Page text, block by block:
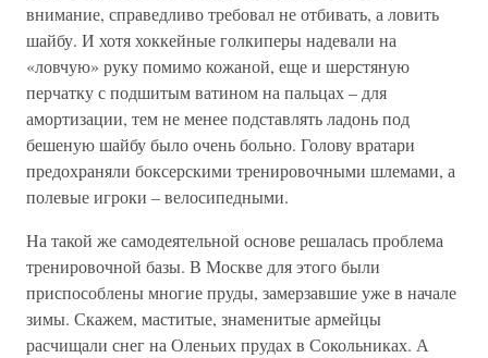
внимание, справедливо требовал не отбивать, а ловить
шайбу. И хотя хоккейные голкиперы надевали на
«ловчую» руку помимо кожаной, еще и шерстяную
перчатку с подшитым ватином на пальцах – для
амортизации, тем не менее подставлять ладонь под
бешеную шайбу было очень больно. Голову вратари
предохраняли боксерскими тренировочными шлемами, а
полевые игроки – велосипедными.
На такой же самодеятельной основе решалась проблема
тренировочной базы. В Москве для этого были
приспособлены многие пруды, замерзавшие уже в начале
зимы. Скажем, маститые, знаменитые армейцы
расчищали снег на Оленьих прудах в Сокольниках. А